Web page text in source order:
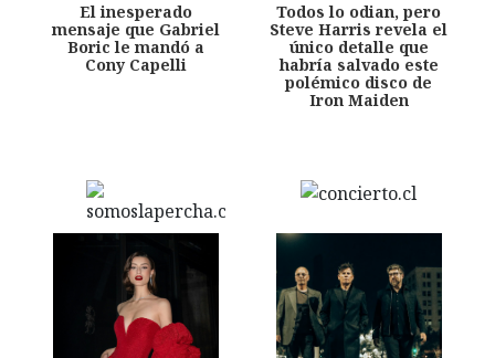
El inesperado
mensaje que Gabriel
Boric le mandó a
Cony Capelli
Todos lo odian, pero
Steve Harris revela el
único detalle que
habría salvado este
polémico disco de
Iron Maiden